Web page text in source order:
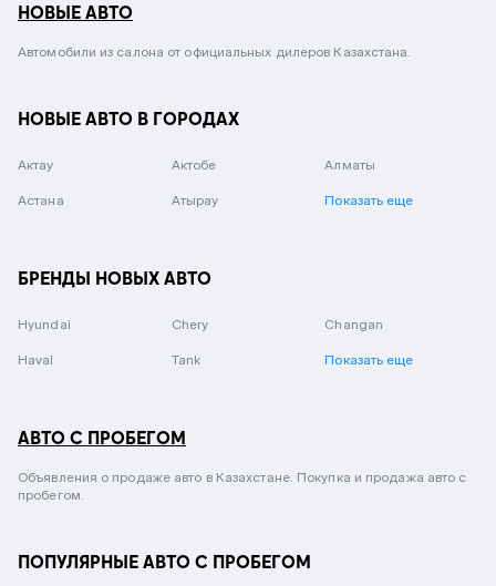
НОВЫЕ АВТО
Автомобили из салона от официальных дилеров Казахстана.
НОВЫЕ АВТО В ГОРОДАХ
Актау Актобе Алматы
Астана Атырау Показать еще
БРЕНДЫ НОВЫХ АВТО
Hyundai Chery Changan
Haval Tank Показать еще
АВТО С ПРОБЕГОМ
Объявления о продаже авто в Казахстане. Покупка и продажа авто с
пробегом.
ПОПУЛЯРНЫЕ АВТО С ПРОБЕГОМ